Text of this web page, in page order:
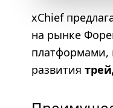
xChief
на рынке
платформами,
развития